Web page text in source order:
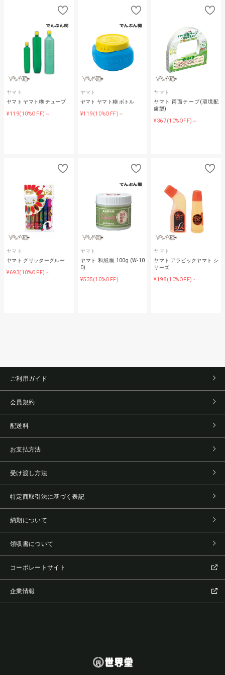
ヤマト
ヤマト ヤマト糊 チューブ
¥119(10%OFF)～
ヤマト
ヤマト ヤマト糊 ボトル
¥119(10%OFF)～
ヤマト
ヤマト 両面テープ(環境配
慮型)
¥367(10%OFF)～
ヤマト
ヤマト グリッターグルー
¥693(10%OFF)～
ヤマト
ヤマト 和紙糊 100g (W-10
0)
¥535(10%OFF)
ヤマト
ヤマト アラビックヤマト シ
リーズ
¥198(10%OFF)～
ご利用ガイド
会員規約
配送料
お支払方法
受け渡し方法
特定商取引法に基づく表記
納期について
領収書について
コーポレートサイト
企業情報